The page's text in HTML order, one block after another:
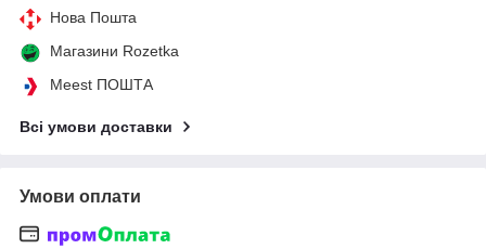
Нова Пошта
Магазини Rozetka
Meest ПОШТА
Всі умови доставки
Умови оплати